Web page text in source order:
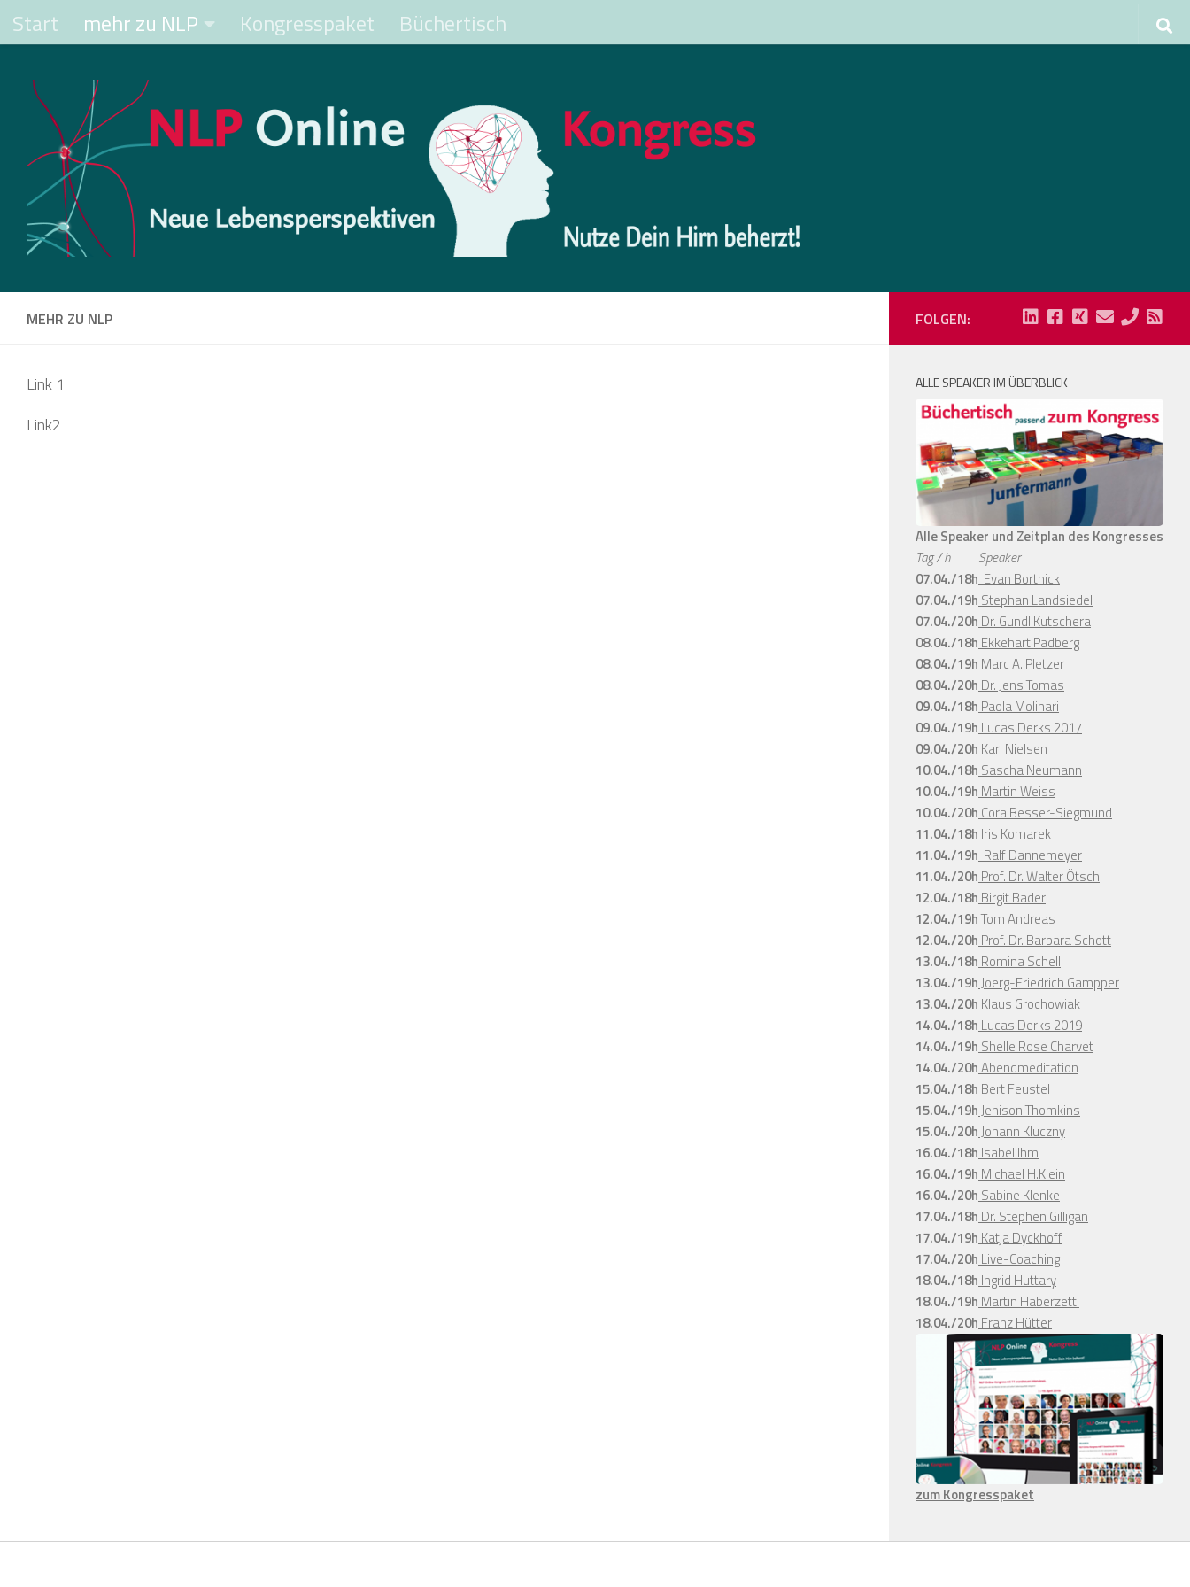
Zum Inhalt springen
Start mehr zu NLP Kongresspaket Büchertisch
MEHR ZU NLP
Link 1
Link2
FOLGEN:
ALLE SPEAKER IM ÜBERBLICK
Alle Speaker und Zeitplan des Kongresses
Tag / h
Speaker
07.04./18h Evan Bortnick
07.04./19h Stephan Landsiedel
07.04./20h Dr. Gundl Kutschera
08.04./18h Ekkehart Padberg
08.04./19h Marc A. Pletzer
08.04./20h Dr. Jens Tomas
09.04./18h Paola Molinari
09.04./19h Lucas Derks 2017
09.04./20h Karl Nielsen
10.04./18h Sascha Neumann
10.04./19h Martin Weiss
10.04./20h Cora Besser-Siegmund
11.04./18h Iris Komarek
11.04./19h Ralf Dannemeyer
11.04./20h Prof. Dr. Walter Ötsch
12.04./18h Birgit Bader
12.04./19hTom Andreas
12.04./20h Prof. Dr. Barbara Schott
13.04./18h Romina Schell
13.04./19hJoerg-Friedrich Gampper
13.04./20h Klaus Grochowiak
14.04./18h Lucas Derks 2019
14.04./19h Shelle Rose Charvet
14.04./20hAbendmeditation
15.04./18h Bert Feustel
15.04./19hJenison Thomkins
15.04./20hJohann Kluczny
16.04./18h Isabel Ihm
16.04./19h Michael H.Klein
16.04./20h Sabine Klenke
17.04./18h Dr. Stephen Gilligan
17.04./19h Katja Dyckhoff
17.04./20h Live-Coaching
18.04./18h Ingrid Huttary
18.04./19h Martin Haberzettl
18.04./20h Franz Hütter
zum Kongresspaket